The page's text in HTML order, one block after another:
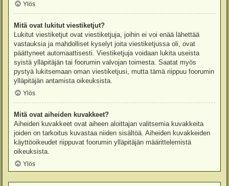
Ylös
Mitä ovat lukitut viestiketjut?
Lukitut viestiketjut ovat viestiketjuja, joihin ei voi enää lähettää
vastauksia ja mahdolliset kyselyt joita viestiketjussa oli, ovat
päättyneet automaattisesti. Viestiketjuja voidaan lukita useista
syistä ylläpitäjän tai foorumin valvojan toimesta. Saatat myös
pystyä lukitsemaan oman viestiketjusi, mutta tämä riippuu foorumin
ylläpitäjän antamista oikeuksista.
Ylös
Mitä ovat aiheiden kuvakkeet?
Aiheiden kuvakkeet ovat aiheen aloittajan valitsemia kuvakkeita
joiden on tarkoitus kuvastaa niiden sisältöä. Aiheiden kuvakkeiden
käyttöoikeudet riippuvat foorumin ylläpitäjän määrittelemistä
oikeuksista.
Ylös